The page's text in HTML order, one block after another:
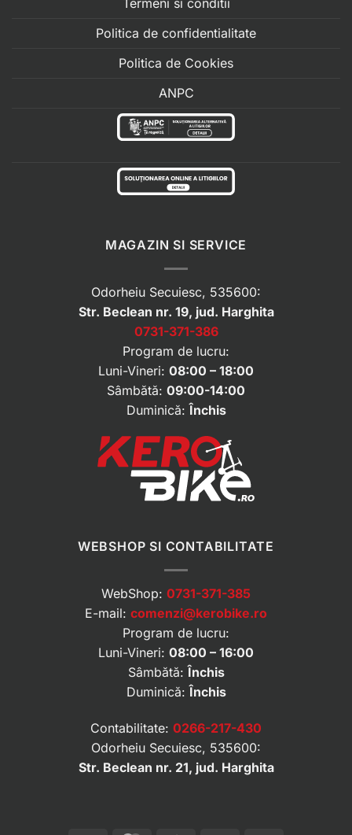
Termeni si conditii
Politica de confidentialitate
Politica de Cookies
ANPC
MAGAZIN SI SERVICE
Odorheiu Secuiesc, 535600:
Str. Beclean nr. 19, jud. Harghita
0731-371-386
Program de lucru:
Luni-Vineri: 08:00 – 18:00
Sâmbătă: 09:00-14:00
Duminică:Închis
WEBSHOP SI CONTABILITATE
WebShop: 0731-371-385
E-mail: comenzi@kerobike.ro
Program de lucru:
Luni-Vineri: 08:00 – 16:00
Sâmbătă: Închis
Duminică: Închis
Contabilitate: 0266-217-430
Odorheiu Secuiesc, 535600:
Str. Beclean nr. 21, jud. Harghita